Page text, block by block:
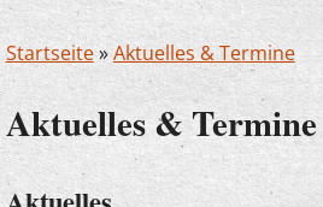
Startseite»Aktuelles & Termine
Aktuelles & Termine